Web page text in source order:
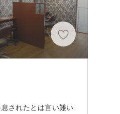
されたとは言い難い